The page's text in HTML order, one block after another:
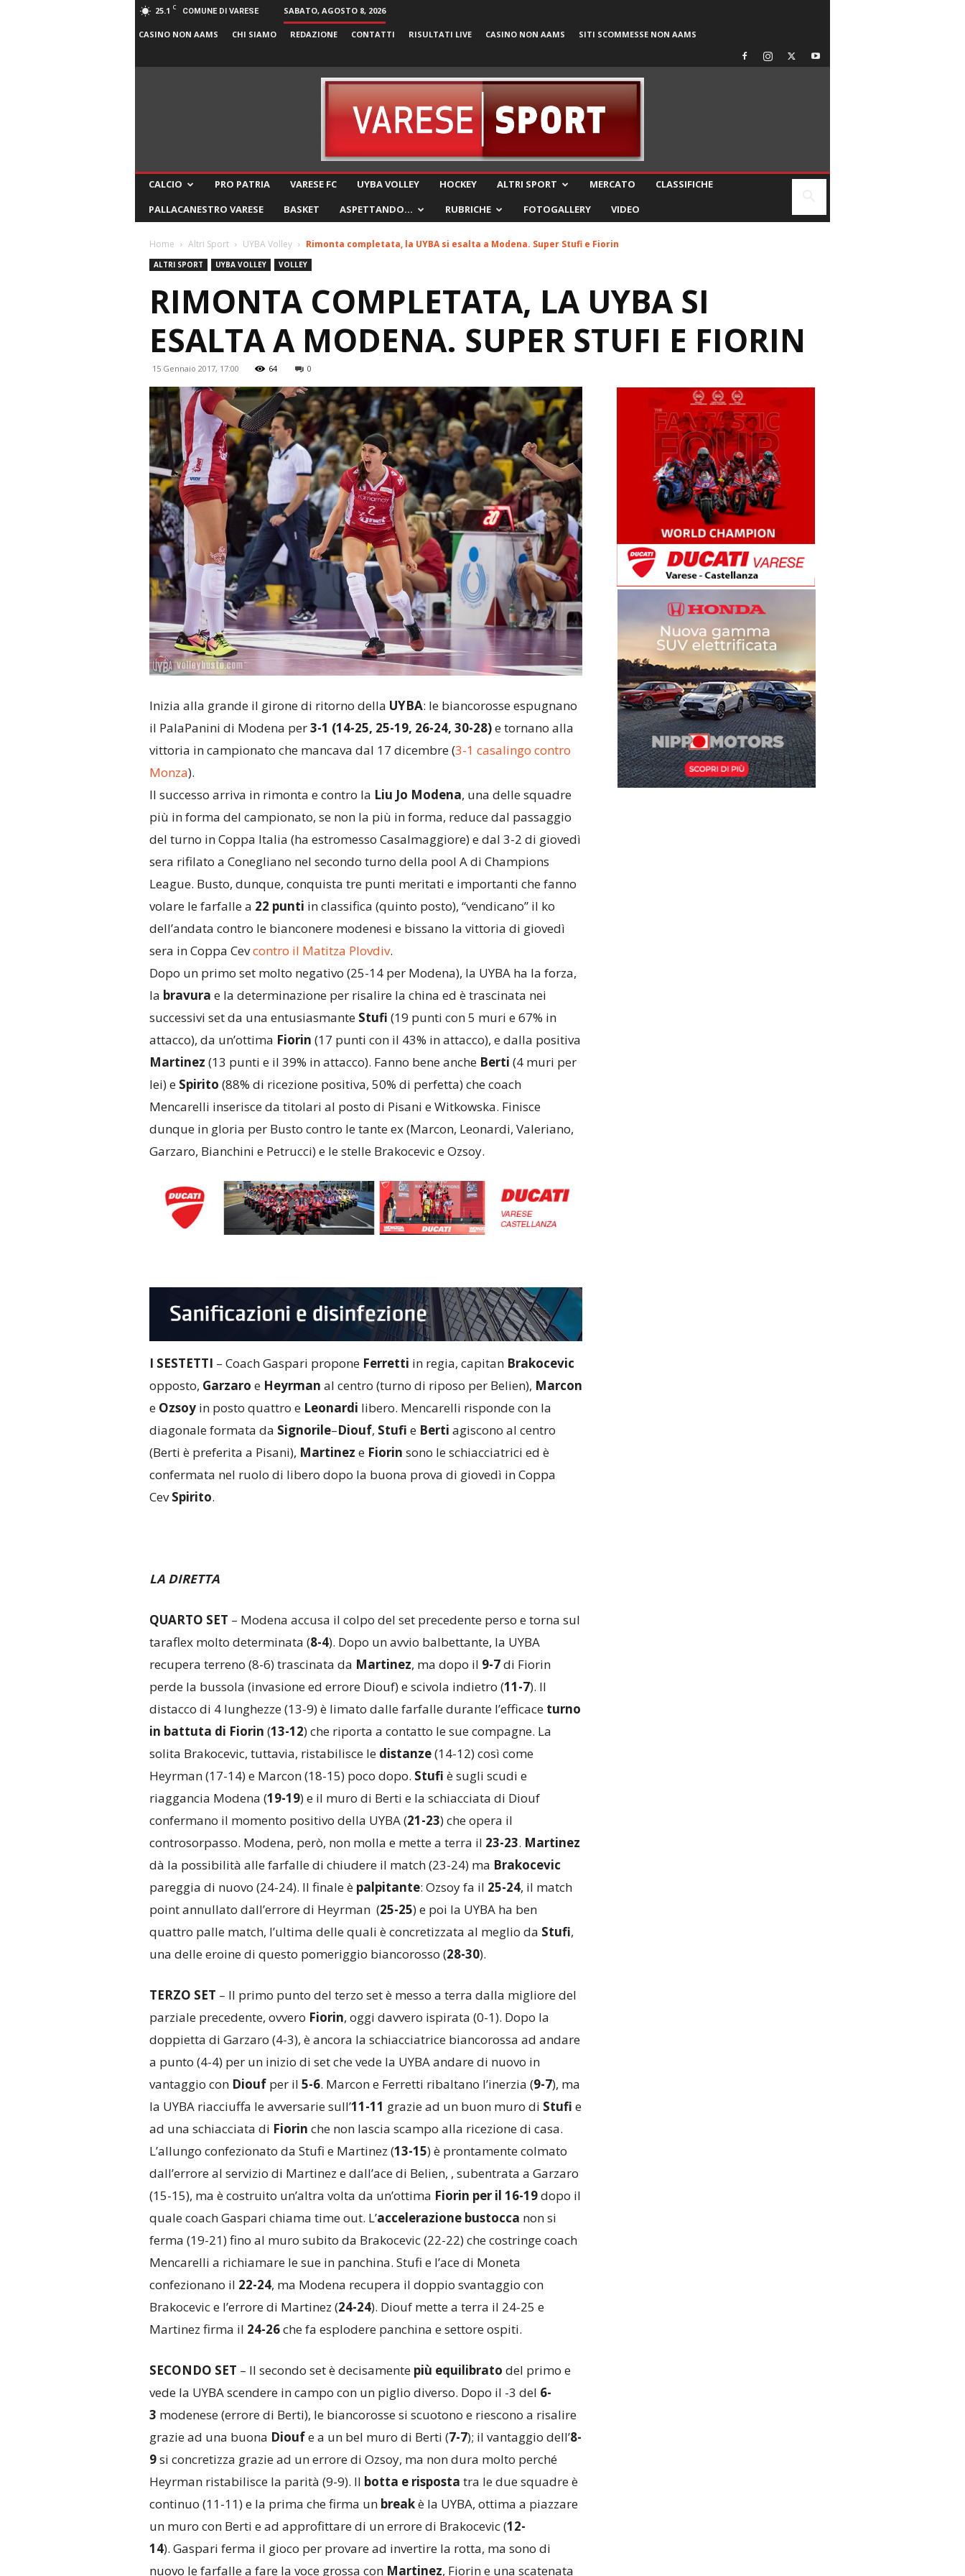
25.1 C COMUNE DI VARESE SABATO, AGOSTO 8, 2026
CASINO NON AAMS CHI SIAMO REDAZIONE CONTATTI RISULTATI LIVE CASINO NON AAMS SITI SCOMMESSE NON AAMS
CALCIO PRO PATRIA VARESE FC UYBA VOLLEY HOCKEY ALTRI SPORT MERCATO
CLASSIFICHE
PALLACANESTRO VARESE
BASKET ASPETTANDO… RUBRICHE FOTOGALLERY VIDEO
Home Altri Sport UYBA Volley Rimonta completata, la UYBA si esalta a Modena. Super Stufi e Fiorin
ALTRI SPORT UYBA VOLLEY VOLLEY
RIMONTA COMPLETATA, LA UYBA SI
ESALTA A MODENA. SUPER STUFI E FIORIN
15 Gennaio 2017, 17:00 64 0
Inizia alla grande il girone di ritorno della UYBA: le biancorosse espugnano
il PalaPanini di Modena per3-1 (14-25, 25-19, 26-24, 30-28)e tornano alla
vittoria in campionato che mancava dal 17 dicembre (3-1 casalingo contro
Monza).
Il successo arriva in rimonta e contro la Liu Jo Modena, una delle squadre
più in forma del campionato, se non la più in forma, reduce dal passaggio
del turno in Coppa Italia (ha estromesso Casalmaggiore) e dal 3-2 di giovedì
sera rifilato a Conegliano nel secondo turno della pool A di Champions
League. Busto, dunque, conquista tre punti meritati e importanti che fanno
volare le farfalle a 22 punti in classifica (quinto posto), “vendicano” il ko
dell’andata contro le bianconere modenesi e bissano la vittoria di giovedì
sera in Coppa Cevcontro il Matitza Plovdiv.
Dopo un primo set molto negativo (25-14 per Modena), la UYBA ha la forza,
la bravura e la determinazione per risalire la china ed è trascinata nei
successivi set da una entusiasmante Stufi (19 punti con 5 muri e 67% in
attacco), da un’ottima Fiorin (17 punti con il 43% in attacco), e dalla positiva
Martinez (13 punti e il 39% in attacco). Fanno bene anche Berti (4 muri per
lei) e Spirito (88% di ricezione positiva, 50% di perfetta) che coach
Mencarelli inserisce da titolari al posto di Pisani e Witkowska. Finisce
dunque in gloria per Busto contro le tante ex (Marcon, Leonardi, Valeriano,
Garzaro, Bianchini e Petrucci) e le stelle Brakocevic e Ozsoy.
I SESTETTI – Coach Gaspari propone Ferretti in regia, capitan Brakocevic
opposto, Garzaro e Heyrman al centro (turno di riposo per Belien), Marcon
e Ozsoyin posto quattro e Leonardi libero. Mencarelli risponde con la
diagonale formata da Signorile–Diouf, Stufi e Berti agiscono al centro
(Berti è preferita a Pisani), Martinez e Fiorin sono le schiacciatrici ed è
confermata nel ruolo di libero dopo la buona prova di giovedì in Coppa
CevSpirito.
LA DIRETTA
QUARTO SET – Modena accusa il colpo del set precedente perso e torna sul
taraflex molto determinata (8-4). Dopo un avvio balbettante, la UYBA
recupera terreno (8-6) trascinata da Martinez, ma dopo il 9-7di Fiorin
perde la bussola (invasione ed errore Diouf) e scivola indietro (11-7). Il
distacco di 4 lunghezze (13-9) è limato dalle farfalle durante l’efficace turno
in battuta di Fiorin (13-12) che riporta a contatto le sue compagne. La
solita Brakocevic, tuttavia, ristabilisce le distanze(14-12) così come
Heyrman (17-14) e Marcon (18-15) poco dopo. Stufi è sugli scudi e
riaggancia Modena (19-19) e il muro di Berti e la schiacciata di Diouf
confermano il momento positivo della UYBA (21-23) che opera il
controsorpasso. Modena, però, non molla e mette a terra il 23-23. Martinez
dà la possibilità alle farfalle di chiudere il match (23-24) ma Brakocevic
pareggia di nuovo (24-24). Il finale è palpitante: Ozsoy fa il 25-24, il match
point annullato dall’errore di Heyrman (25-25) e poi la UYBA ha ben
quattro palle match, l’ultima delle quali è concretizzata al meglio da Stufi,
una delle eroine di questo pomeriggio biancorosso (28-30).
TERZO SET – Il primo punto del terzo set è messo a terra dalla migliore del
parziale precedente, ovvero Fiorin, oggi davvero ispirata (0-1). Dopo la
doppietta di Garzaro (4-3), è ancora la schiacciatrice biancorossa ad andare
a punto (4-4) per un inizio di set che vede la UYBA andare di nuovo in
vantaggio con Dioufper il 5-6. Marcon e Ferretti ribaltano l’inerzia (9-7), ma
la UYBA riacciuffa le avversarie sull’11-11 grazie ad un buon muro di Stufi e
ad una schiacciata di Fiorin che non lascia scampo alla ricezione di casa.
L’allungo confezionato da Stufi e Martinez (13-15) è prontamente colmato
dall’errore al servizio di Martinez e dall’ace di Belien, , subentrata a Garzaro
(15-15), ma è costruito un’altra volta da un’ottima Fiorin per il 16-19dopo il
quale coach Gaspari chiama time out. L’accelerazione bustocca non si
ferma (19-21) fino al muro subito da Brakocevic (22-22) che costringe coach
Mencarelli a richiamare le sue in panchina. Stufi e l’ace di Moneta
confezionano il 22-24, ma Modena recupera il doppio svantaggio con
Brakocevic e l’errore di Martinez (24-24). Diouf mette a terra il 24-25 e
Martinez firma il 24-26che fa esplodere panchina e settore ospiti.
SECONDO SET – Il secondo set è decisamente più equilibrato del primo e
vede la UYBA scendere in campo con un piglio diverso. Dopo il -3 del 6-
3 modenese (errore di Berti), le biancorosse si scuotono e riescono a risalire
grazie ad una buona Dioufe a un bel muro di Berti (7-7); il vantaggio dell’8-
9si concretizza grazie ad un errore di Ozsoy, ma non dura molto perché
Heyrman ristabilisce la parità (9-9). Il botta e risposta tra le due squadre è
continuo (11-11) e la prima che firma un breakè la UYBA, ottima a piazzare
un muro con Berti e ad approfittare di un errore di Brakocevic (12-
14). Gaspari ferma il gioco per provare ad invertire la rotta, ma sono di
nuovo le farfalle a fare la voce grossa con Martinez, Fiorin e una scatenata